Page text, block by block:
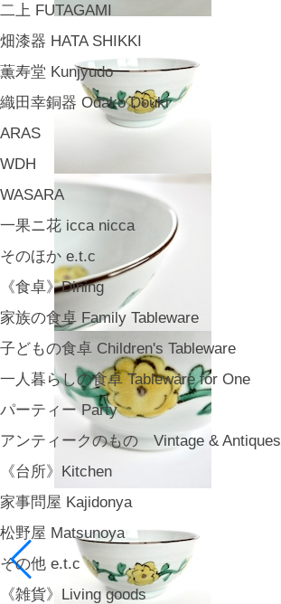
二上 FUTAGAMI
畑漆器 HATA SHIKKI
薫寿堂 Kunjyudo
織田幸銅器 Odako Douki
ARAS
WDH
WASARA
一果ニ花 icca nicca
そのほか e.t.c
《食卓》Dining
家族の食卓 Family Tableware
子どもの食卓 Children's Tableware
一人暮らしの食卓 Tableware for One
パーティー Party
アンティークのもの Vintage & Antiques
《台所》Kitchen
家事問屋 Kajidonya
松野屋 Matsunoya
その他 e.t.c
《雑貨》Living goods